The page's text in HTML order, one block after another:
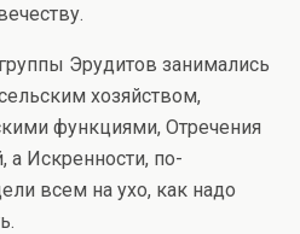
Эрудитов занимались
хозяйством,
функциями, Отречения
а Искренности, по-
всем на ухо, как надо